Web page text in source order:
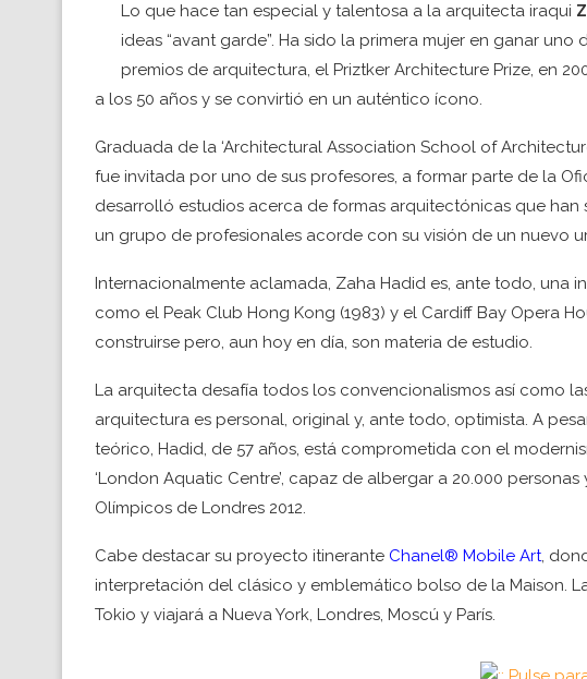
Lo que hace tan especial y talentosa a la arquitecta iraqui
ideas “avant garde”. Ha sido la primera mujer en ganar
premios de arquitectura, el Priztker Architecture Prize, en
a los 50 años y se convirtió en un auténtico ícono.
Graduada de la ‘Architectural Association School of
fue invitada por uno de sus profesores, a formar parte de la
desarrolló estudios acerca de formas arquitectónicas que
un grupo de profesionales acorde con su visión de un nuevo
Internacionalmente aclamada, Zaha Hadid es, ante todo, una
como el Peak Club Hong Kong (1983) y el Cardiff Bay Opera
construirse pero, aun hoy en día, son materia de estudio.
La arquitecta desafía todos los convencionalismos así como
arquitectura es personal, original y, ante todo, optimista. A
teórico, Hadid, de 57 años, está comprometida con el
‘London Aquatic Centre’, capaz de albergar a 20.000
Olímpicos de Londres 2012.
Cabe destacar su proyecto itinerante Chanel® Mobile Art,
interpretación del clásico y emblemático bolso de la Maison.
Tokio y viajará a Nueva York, Londres, Moscú y París.